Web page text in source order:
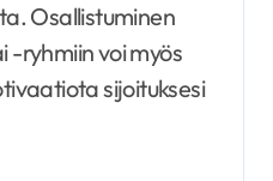
Osallistuminen
-ryhmiin voi myös
sijoituksesi